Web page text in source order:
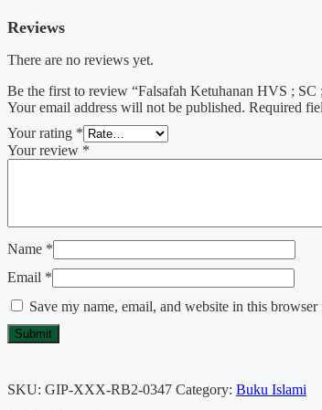
Reviews
There are no reviews yet.
Be the first to review “Falsafah Ketuhanan HVS ; SC
Your email address will not be published. Required
Your rating *
Your review *
Name *
Email *
Save my name, email, and website in this
SKU: GIP-XXX-RB2-0347 Category: Buku Islami